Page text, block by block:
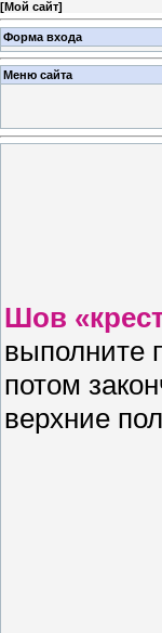
[Мой сайт]
Форма входа
Меню сайта
Шов
выполните
потом
верхние